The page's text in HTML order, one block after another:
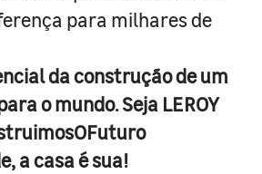
para milhares de
da construção de um
o mundo. Seja LEROY
a casa é sua!